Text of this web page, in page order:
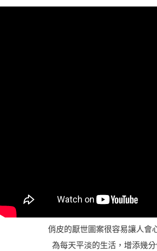
２．關於個人資料處理事宜，請瀏覽以下網址：
俏皮的厭世圖案很容易讓人會
為每天平淡的生活，增添幾